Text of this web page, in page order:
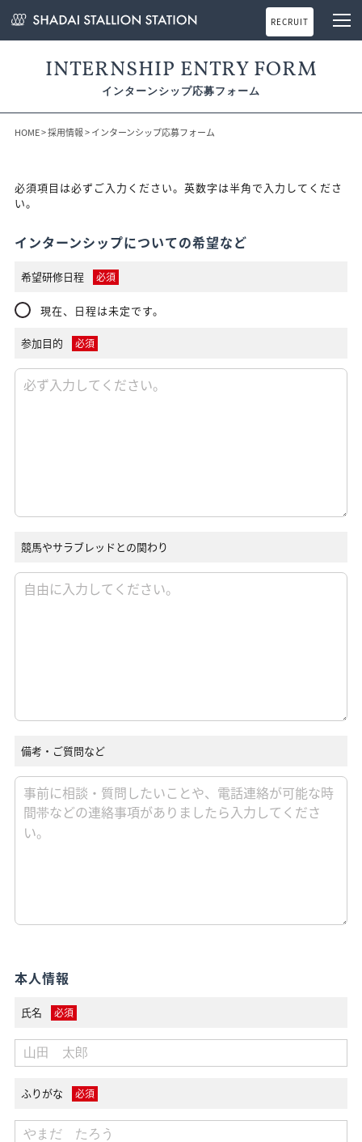
RECRUIT
INTERNSHIP ENTRY FORM
インターンシップ応募フォーム
HOME>採用情報> インターンシップ応募フォーム
必須項目は必ずご入力ください。英数字は半角で入力してくださ
い。
インターンシップについての希望など
希望研修日程 必須
現在、日程は未定です。
参加目的 必須
競馬やサラブレッドとの関わり
備考・ご質問など
本人情報
氏名 必須
ふりがな 必須